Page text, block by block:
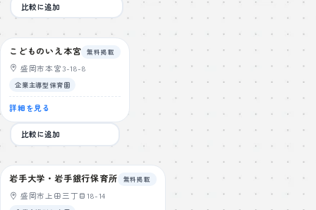
比較に追加
こどものいえ本宮 無料掲載
盛岡市本宮3-18-8
企業主導型保育園
詳細を見る
比較に追加
岩手大学・岩手銀行保育所 無料掲載
盛岡市上田三丁目18-14